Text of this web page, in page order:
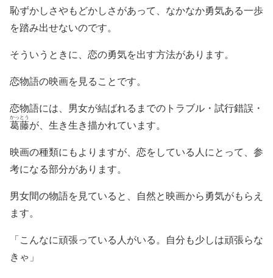
恥ずかしさやもどかしさがあって、なかなか勇気ある一歩
を踏み出せないのです。
そういうときに、恋の勇気を出す方法があります。
恋物語の映画を見ることです。
恋物語には、男女が結ばれるまでのトラブル・試行錯誤・
葛藤
かっとう
が、生き生き描かれています。
映画の種類にもよりますが、恋をしている人にとって、参
考になる部分があります。
男女間の物語を見ていると、自然と映画から勇気がもらえ
ます。
「こんなに頑張っている人がいる。自分も少しは頑張らな
きゃ」